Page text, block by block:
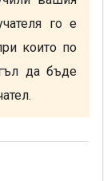
го е
които по
да бъде